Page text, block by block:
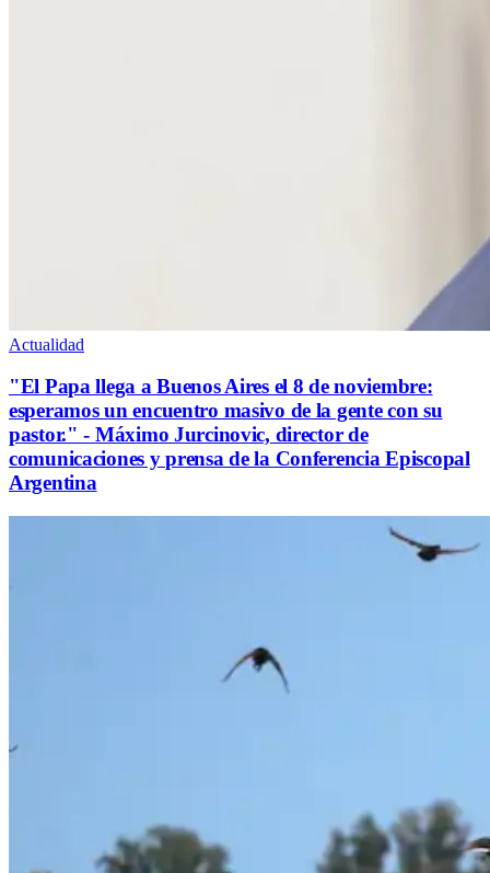
Actualidad
"El Papa llega a Buenos Aires el 8 de noviembre:
esperamos un encuentro masivo de la gente con su
pastor." - Máximo Jurcinovic, director de
comunicaciones y prensa de la Conferencia Episcopal
Argentina